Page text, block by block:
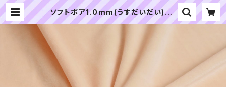
ソフトボア1.0mm(うすだいだい)SS
B054 ぬいぐるみ用短毛ボア生地 2
い」の布地・材料の通販専門店